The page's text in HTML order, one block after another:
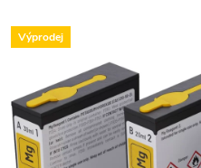
Výprodej